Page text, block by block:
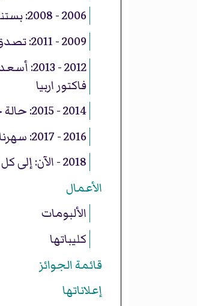
2006 - 2008: بستناك وأيامي بيك
2009 - 2011: تصدق بمين
2012 -
فاكتور اربيا
2014 - 2015: حالة حب
2016 - 2017: سهرنا يا ليل
2018 - الآن: إلى كل اللي بيحبوني
الأعمال
الألبومات
كليباتها
قائمة الجوائز
إعلاناتها